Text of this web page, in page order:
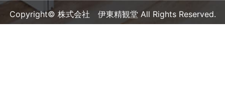
Copyright© 株式会社 伊東精観堂 All Rights Reserved.